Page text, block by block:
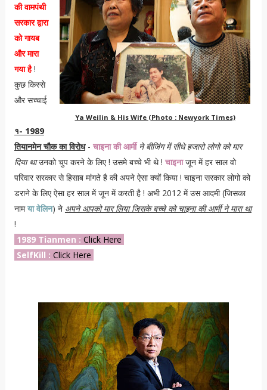
Ya Weilin & His Wife (Photo : Newyork Times)
की वामपंथी
सरकार द्वारा
को गायब
और मारा
गया है!
कुछ किस्से
और सच्चाई
१- 1989
तियानमेन चौक का विरोध- चाइना की आर्मीने बीजिंग में सीधे हजारो लोगो को मार
दिया थाउनको चुप करने के लिए ! उसमे बच्चे भी थे ! चाइनाजून में हर साल वो
परिवार सरकार से हिसाब मांगते है की अपने ऐसा क्यों किया ! चाइना सरकार लोगो को
डराने के लिए ऐसा हर साल में जून में करती है ! अभी 2012 में उस आदमी (जिसका
नामया वेलिन) ने अपने आपको मार लिया जिसके बच्चे को चाइना की आर्मी ने मारा था
!
1989 Tianmen : Click Here
SelfKill : Click Here